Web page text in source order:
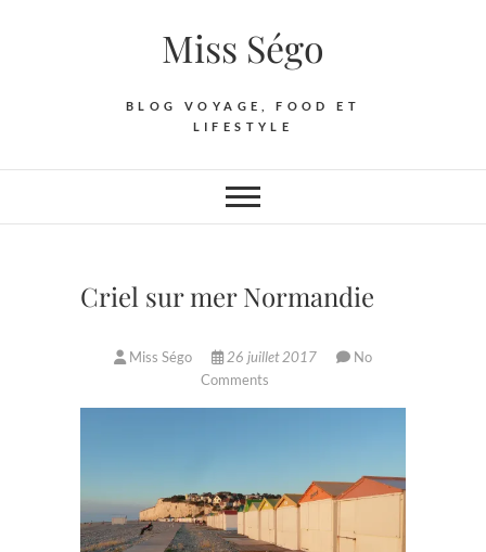
Miss Ségo
BLOG VOYAGE, FOOD ET
LIFESTYLE
Criel sur mer Normandie
Miss Ségo 26 juillet 2017
No
Comments